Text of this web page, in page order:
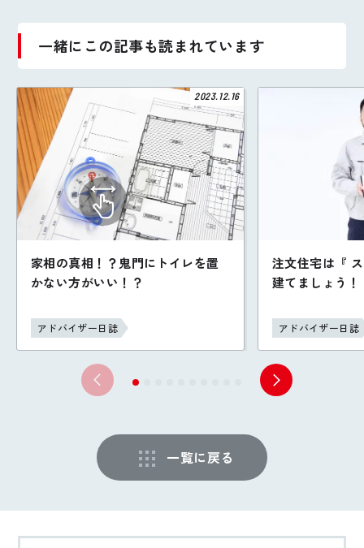
一緒にこの記事も読まれています
家相の真相！？鬼門にトイレを置
かない方がいい！？
2023.12.16
アドバイザー日誌
注文住宅は『
建てましょう！
アドバイザー日誌
一覧に戻る